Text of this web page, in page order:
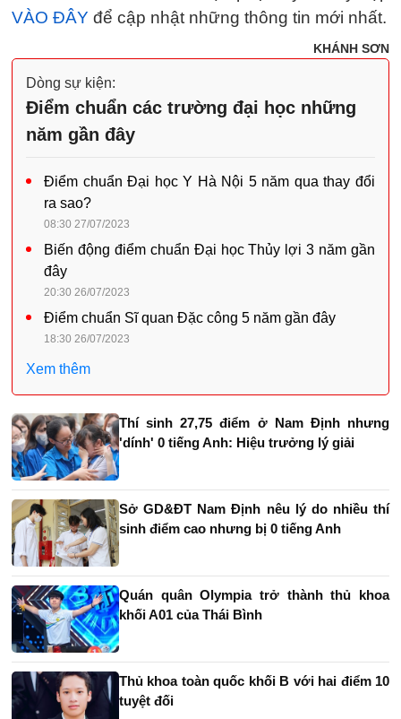
VÀO ĐÂY để cập nhật những thông tin mới nhất.
KHÁNH SƠN
Dòng sự kiện:
Điểm chuẩn các trường đại học những
năm gần đây
Điểm chuẩn Đại học Y Hà Nội 5 năm qua thay đổi
ra sao?
08:30 27/07/2023
Biến động điểm chuẩn Đại học Thủy lợi 3 năm gần
đây
20:30 26/07/2023
Điểm chuẩn Sĩ quan Đặc công 5 năm gần đây
18:30 26/07/2023
Xem thêm
Thí sinh 27,75 điểm ở Nam Định nhưng
'dính' 0 tiếng Anh: Hiệu trưởng lý giải
Sở GD&ĐT Nam Định nêu lý do nhiều thí
sinh điểm cao nhưng bị 0 tiếng Anh
Quán quân Olympia trở thành thủ khoa
khối A01 của Thái Bình
Thủ khoa toàn quốc khối B với hai điểm 10
tuyệt đối